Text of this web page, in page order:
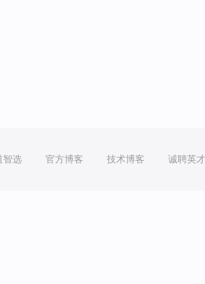
智选 官方博客 技术博客 诚聘英才